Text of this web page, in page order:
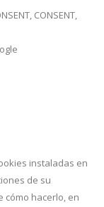
CONSENT,
instaladas en
de su
cómo hacerlo, en